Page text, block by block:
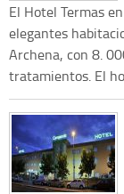
El Hotel Termas
elegantes
Archena, con 8.
tratamientos. El